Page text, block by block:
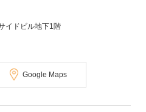
イドビル地下1階
Google Maps